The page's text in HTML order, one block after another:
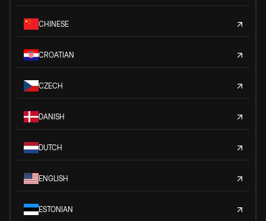
CHINESE
CROATIAN
CZECH
DANISH
DUTCH
ENGLISH
ESTONIAN